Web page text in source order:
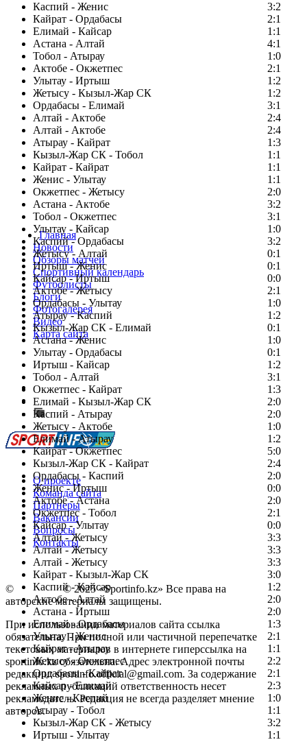
Каспий - Женис
3:2
Кайрат - Ордабасы
2:1
Елимай - Кайсар
1:1
Астана - Алтай
4:1
Тобол - Атырау
1:0
Актобе - Окжетпес
2:1
Улытау - Иртыш
1:2
Жетысу - Кызыл-Жар СК
1:2
Ордабасы - Елимай
3:1
Алтай - Актобе
2:4
Алтай - Актобе
2:4
Атырау - Кайрат
1:3
Кызыл-Жар СК - Тобол
1:1
Кайрат - Кайрат
1:1
Женис - Улытау
1:1
Окжетпес - Жетысу
2:0
Астана - Актобе
3:2
Тобол - Окжетпес
3:1
Улытау - Кайсар
1:0
Каспий - Ордабасы
3:2
Жетысу - Алтай
0:1
Иртыш - Женис
0:1
Кайсар - Иртыш
0:0
Актобе - Жетысу
2:1
Ордабасы - Улытау
1:0
Атырау - Каспий
1:2
Кызыл-Жар СК - Елимай
0:1
Астана - Женис
1:0
Улытау - Ордабасы
0:1
Иртыш - Кайсар
1:2
Тобол - Алтай
3:1
Окжетпес - Кайрат
1:3
Елимай - Кызыл-Жар СК
2:0
Каспий - Атырау
2:0
Жетысу - Актобе
1:0
Елимай - Атырау
1:2
Кайрат - Окжетпес
5:0
Кызыл-Жар СК - Кайрат
2:4
Ордабасы - Каспий
2:0
Женис - Иртыш
0:0
Актобе - Астана
2:0
Окжетпес - Тобол
2:1
Кайсар - Улытау
0:0
Алтай - Жетысу
3:3
Алтай - Жетысу
3:3
Алтай - Жетысу
3:3
Кайрат - Кызыл-Жар СК
3:0
Каспий - Кайсар
1:2
Актобе - Алтай
2:0
Астана - Иртыш
2:0
Елимай - Ордабасы
1:3
Улытау - Женис
2:1
Кайрат - Атырау
1:1
Жетысу - Окжетпес
2:2
Ордабасы - Кайрат
2:1
Кайсар - Елимай
2:3
Женис - Каспий
1:0
Атырау - Тобол
1:1
Кызыл-Жар СК - Жетысу
3:2
Иртыш - Улытау
1:1
Главная
Новости
Обзоры матчей
Спортивный календарь
Футболисты
Блоги
Фотогалерея
Видео
Карта сайта
Есть идея?
Сообщить о мероприятии
Перейти на старый сайт
О проекте
Команда сайта
Партнеры
Вакансии
Вопросы
Контакты
© Copyright© 2025 «Sportinfo.kz» Все права на
авторские материалы защищены.
При использовании материалов сайта ссылка
обязательна. При полной или частичной перепечатке
текстовых материалов в интернете гиперссылка на
sportinfo.kz обязательна. Адрес электронной почты
редакции: sportinfo.official@gmail.com. За содержание
рекламных публикаций ответственность несет
рекламодатель. Редакция не всегда разделяет мнение
авторов.
Заметили ошибку в тексте?